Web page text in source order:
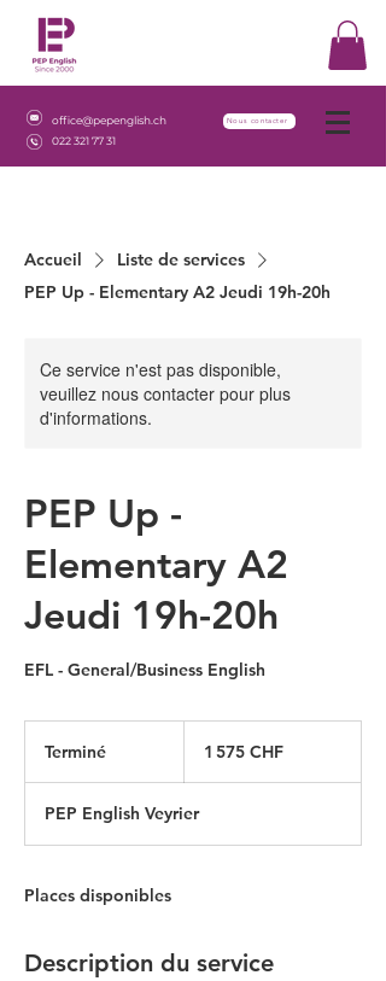
office@pepenglish.ch
022 321 77 31
Nous contacter
Accueil
Liste de services
PEP Up - Elementary A2 Jeudi 19h-20h
Ce service n'est pas disponible,
veuillez nous contacter pour plus
d'informations.
PEP Up -
Elementary A2
Jeudi 19h-20h
EFL - General/Business English
Terminé
m
i
é
suisses
1 575 CHF
PEP English Veyrier
Places disponibles
Description du service